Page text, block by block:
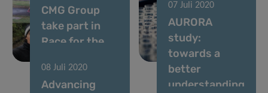
CMG Group
take part in
Race for the
Walter
Benjamin
Programme
Fellowship
08 Juli 2020
Advancing
07 Juli 2020
AURORA
study:
towards a
better
understanding